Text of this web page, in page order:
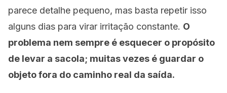
parece detalhe pequeno, mas basta repetir isso
alguns dias para virar irritação constante. O
problema nem sempre é esquecer o propósito
de levar a sacola; muitas vezes é guardar o
objeto fora do caminho real da saída.